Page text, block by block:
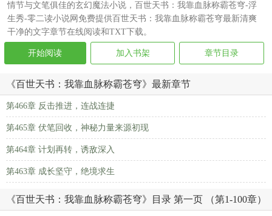
情节与文笔俱佳的玄幻魔法小说，百世天书：我靠血脉称霸苍穹-浮
生秀-零二读小说网免费提供百世天书：我靠血脉称霸苍穹最新清爽
干净的文字章节在线阅读和TXT下载。
开始阅读 加入书架 章节目录
《百世天书：我靠血脉称霸苍穹》最新章节
第466章 反击推进，连战连捷
第465章 伏笔回收，神秘力量来源初现
第464章 计划再转，诱敌深入
第463章 成长坚守，绝境求生
《百世天书：我靠血脉称霸苍穹》目录 第一页 （第1-100章）